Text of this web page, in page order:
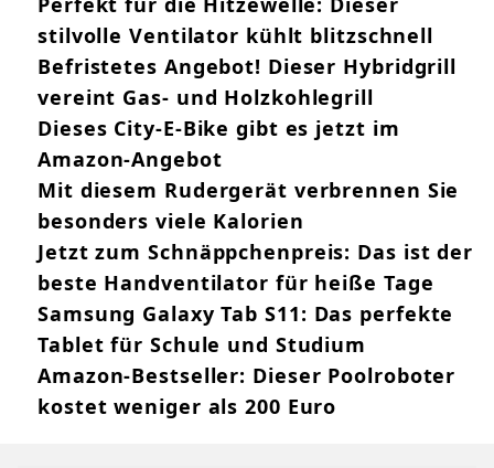
stilvolle Ventilator kühlt blitzschnell
Befristetes Angebot! Dieser Hybridgrill
vereint Gas- und Holzkohlegrill
Dieses City-E-Bike gibt es jetzt im
Amazon-Angebot
Mit diesem Rudergerät verbrennen Sie
besonders viele Kalorien
Jetzt zum Schnäppchenpreis: Das ist der
beste Handventilator für heiße Tage
Samsung Galaxy Tab S11: Das perfekte
Tablet für Schule und Studium
Amazon-Bestseller: Dieser Poolroboter
kostet weniger als 200 Euro